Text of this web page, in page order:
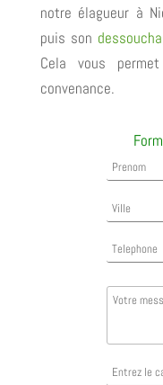
notre élagueur à
puis son
Cela vous
convenance.